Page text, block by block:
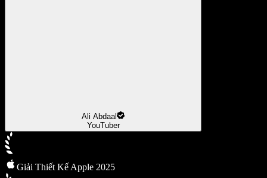
Ali Abdaal
YouTuber
Giải Thiết Kế Apple 2025